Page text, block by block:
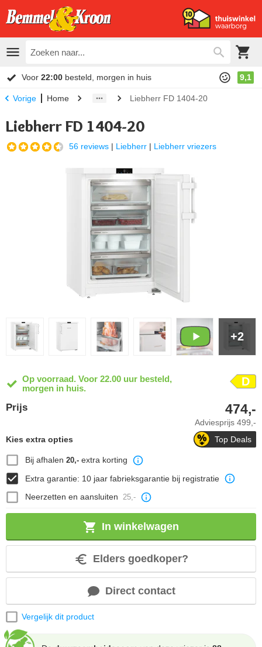
Voor 22:00 besteld, morgen in huis 9,1
Vorige Home Liebherr FD 1404-20
Liebherr FD 1404-20
56 reviews | Liebherr | Liebherr vriezers
+2
Op voorraad. Voor 22.00 uur besteld,
morgen in huis.
D
Prijs
Adviesprijs 499,-
474,-
Top Deals
Kies extra opties
Bij afhalen 20,-extra korting
Extra garantie: 10 jaar fabrieksgarantie bij registratie
Neerzetten en aansluiten 25,-
In winkelwagen
Elders goedkoper?
Direct contact
Vergelijk dit product